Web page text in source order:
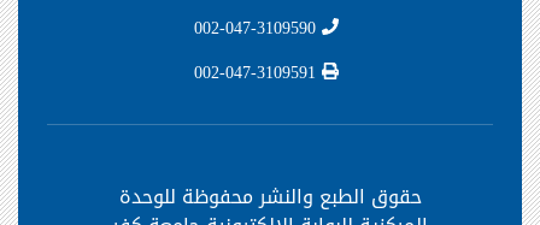
حقوق الطبع والنشر محفوظة للوحدة